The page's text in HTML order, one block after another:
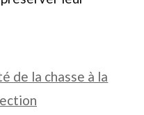
de la chasse à la